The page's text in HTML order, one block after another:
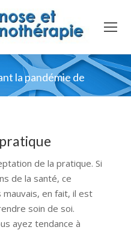
la pandémie de
de la pratique. Si
de la santé, ce
mauvais, en fait, il est
soin de soi.
ayez tendance à